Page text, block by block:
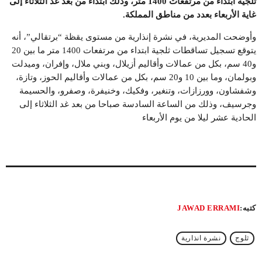
غاية الأربعاء بعدد من مناطق المملكة.
وأوضحت المديرية، في نشرة إنذارية من مستوى يقظة “برتقالي”، أنه
يتوقع تسجيل تساقطات ثلجية ابتداء من مرتفعات 1400 متر ما بين 20
و40 سم، بكل من عمالات وأقاليم أزيلال، وبني ملال، وإفران، وميدلت
وبولمان، وما بين 10 و20 سم، بكل من عمالات وأقاليم الحوز، وتازة،
وشفشاون، وورزازات، وتنغير، وفكيك، وخنيفرة، وصفرو، والحسيمة
وجرسيف، وذلك من الساعة السادسة صباحا من بعد غد الثلاثاء إلى
الحادية عشر ليلا من يوم الأربعاء
كتبه:JAWAD ERRAMI
ثلوج نشرة انذارية